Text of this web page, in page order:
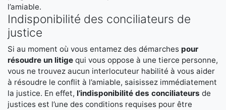
l’amiable.
Indisponibilité des conciliateurs de
justice
Si au moment où vous entamez des démarches pour
résoudre un litige qui vous oppose à une tierce personne,
vous ne trouvez aucun interlocuteur habilité à vous aider
à résoudre le conflit à l’amiable, saisissez immédiatement
la justice. En effet, l’indisponibilité des conciliateurs de
justices est l’une des conditions requises pour être